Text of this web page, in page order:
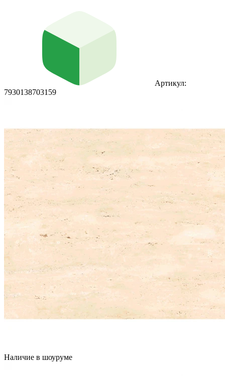
Артикул:
7930138703159
Наличие в шоуруме